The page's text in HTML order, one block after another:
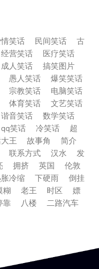
笑话 民间笑话
古
经营笑话
医疗笑话
成人笑话
搞笑图片
愚人笑话
爆笑笑话
宗教笑话
电脑笑话
体育笑话
文艺笑话
谐音笑话
数学笑话
qq笑话 冷笑话
超
王 故事角
简介
联系方式 汉水
发
拥挤 英国
伦敦
冷缩 下硬雨
倒挂
糊 老王 时区
嫖
靠 八楼
二路汽车